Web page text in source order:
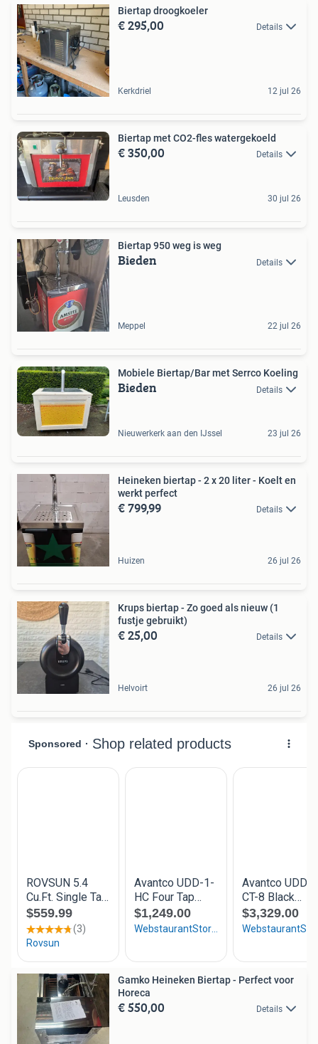
Biertap droogkoeler
€ 295,00 Details
Kerkdriel 12 jul 26
Biertap met CO2-fles watergekoeld
€ 350,00 Details
Leusden 30 jul 26
Biertap 950 weg is weg
Bieden Details
Meppel 22 jul 26
Mobiele Biertap/Bar met Serrco Koeling
Bieden Details
Nieuwerkerk aan den IJssel 23 jul 26
Heineken biertap - 2 x 20 liter - Koelt en
werkt perfect
€ 799,99 Details
Huizen 26 jul 26
Krups biertap - Zo goed als nieuw (1
fustje gebruikt)
€ 25,00 Details
Helvoirt 26 jul 26
Gamko Heineken Biertap - Perfect voor
Horeca
€ 550,00 Details